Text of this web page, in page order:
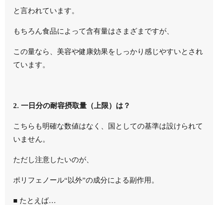
と言われています。
もちろん食品によって含有量はさまざまですが、
この量なら、美容や健康効果をしっかり感じやすいとされ
ています。
2. 一日分の耐容摂取量（上限）は？
こちらも明確な数値はなく、国としての基準は設けられて
いません。
ただし注意したいのが、
ポリフェノール“以外”の成分による副作用。
■ たとえば…